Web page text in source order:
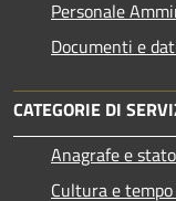
Personale
Documenti e
CATEGORIE DI
Anagrafe e
Cultura e